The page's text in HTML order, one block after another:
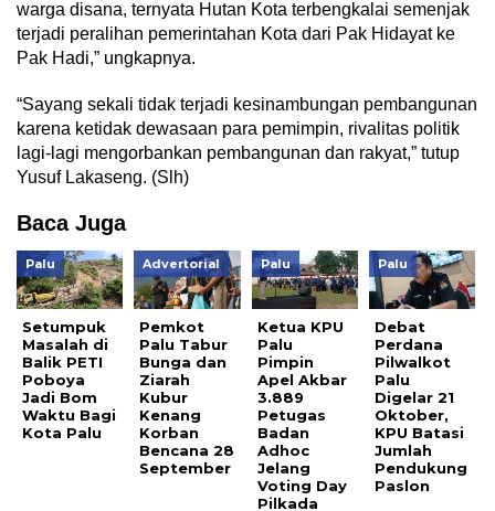
warga disana, ternyata Hutan Kota terbengkalai semenjak
terjadi peralihan pemerintahan Kota dari Pak Hidayat ke
Pak Hadi,” ungkapnya.
“Sayang sekali tidak terjadi kesinambungan pembangunan
karena ketidak dewasaan para pemimpin, rivalitas politik
lagi-lagi mengorbankan pembangunan dan rakyat,” tutup
Yusuf Lakaseng. (Slh)
Baca Juga
Palu
Setumpuk
Masalah di
Balik PETI
Poboya
Jadi Bom
Waktu Bagi
Kota Palu
Advertorial
Pemkot
Palu Tabur
Bunga dan
Ziarah
Kubur
Kenang
Korban
Bencana 28
September
Palu
Ketua KPU
Palu
Pimpin
Apel Akbar
3.889
Petugas
Badan
Adhoc
Jelang
Voting Day
Pilkada
Palu
Debat
Perdana
Pilwalkot
Palu
Digelar 21
Oktober,
KPU Batasi
Jumlah
Pendukung
Paslon